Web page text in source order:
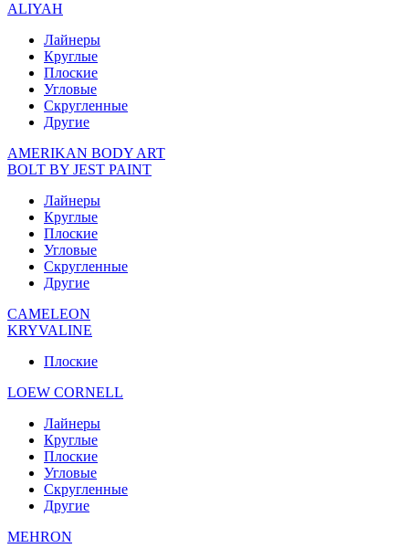
ALIYAH
Лайнеры
Круглые
Плоские
Угловые
Скругленные
Другие
AMERIKAN BODY ART
BOLT BY JEST PAINT
Лайнеры
Круглые
Плоские
Угловые
Скругленные
Другие
CAMELEON
KRYVALINE
Плоские
LOEW CORNELL
Лайнеры
Круглые
Плоские
Угловые
Скругленные
Другие
MEHRON